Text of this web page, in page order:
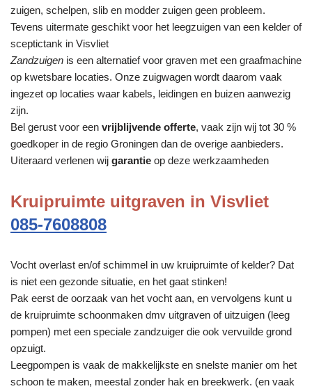
zuigen, schelpen, slib en modder zuigen geen probleem.
Tevens uitermate geschikt voor het leegzuigen van een kelder of
sceptictank in Visvliet
Zandzuigen is een alternatief voor graven met een graafmachine
op kwetsbare locaties. Onze zuigwagen wordt daarom vaak
ingezet op locaties waar kabels, leidingen en buizen aanwezig
zijn.
Bel gerust voor een vrijblijvende offerte, vaak zijn wij tot 30 %
goedkoper in de regio Groningen dan de overige aanbieders.
Uiteraard verlenen wij garantie op deze werkzaamheden
Kruipruimte uitgraven in Visvliet
085-7608808
Vocht overlast en/of schimmel in uw kruipruimte of kelder? Dat
is niet een gezonde situatie, en het gaat stinken!
Pak eerst de oorzaak van het vocht aan, en vervolgens kunt u
de kruipruimte schoonmaken dmv uitgraven of uitzuigen (leeg
pompen) met een speciale zandzuiger die ook vervuilde grond
opzuigt.
Leegpompen is vaak de makkelijkste en snelste manier om het
schoon te maken, meestal zonder hak en breekwerk. (en vaak